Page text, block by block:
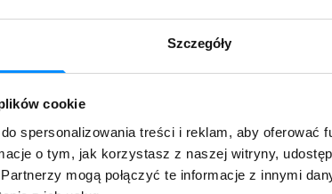
Szczegóły
cookie
spersonalizowania treści i reklam, aby oferować
o tym, jak korzystasz z naszej witryny,
mogą połączyć te informacje z innymi
abonentów MeeVu bez dodatkowych opłat
idealną okazją, by poznać nowe kanały,
więcej o kanałach: